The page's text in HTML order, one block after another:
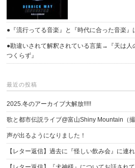
●『流行ってる音楽』と『時代に合った音楽』
●勘違いされて解釈されている言葉→『天は人
つくらず』
最近の投稿
2025.冬のアーカイブ大解放!!!!!
歌と都市伝説ライブ@富山Shiny Mountain（撮
声が出るようになりました！
【レター返信】過去に『怪しい飲み会』に連